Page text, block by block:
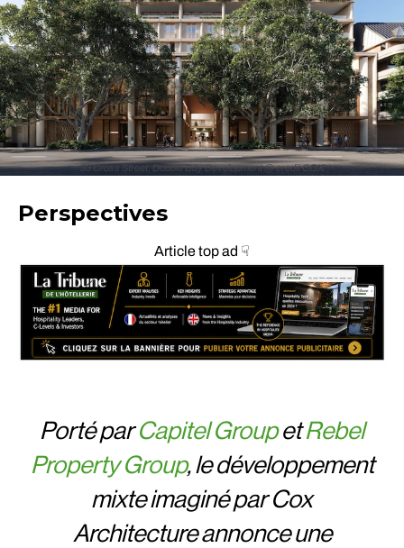
33 Cross Street, Double Bay Development @ credit COX
Perspectives
Article top ad ☟
Porté parCapitel GroupetRebel
Property Group, le développement
mixte imaginé par Cox
Architecture annonce une